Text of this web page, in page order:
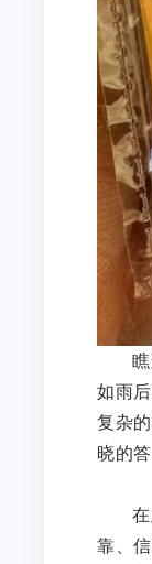
如雨
复杂
晓的答
靠、